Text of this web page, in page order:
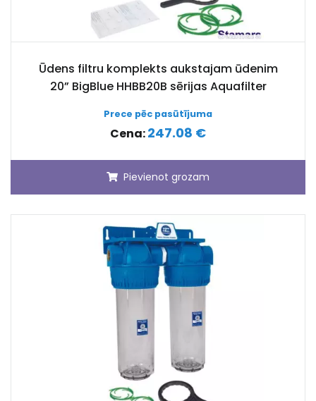
Ūdens filtru komplekts aukstajam ūdenim
20” BigBlue HHBB20B sērijas Aquafilter
Prece pēc pasūtījuma
Cena:247.08 €
Pievienot grozam